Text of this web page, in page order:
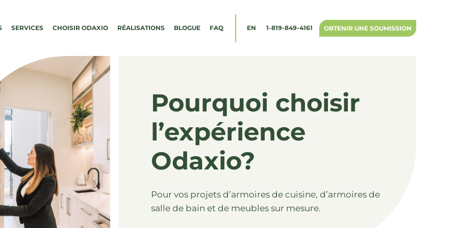
SERVICES CHOISIR ODAXIO RÉALISATIONS BLOGUE FAQ EN 1-819-849-4161 OBTENIR UNE SOUMISSION
Pourquoi choisir
l’expérience
Odaxio?
Pour vos projets d’armoires de cuisine, d’armoires de
salle de bain et de meubles sur mesure.